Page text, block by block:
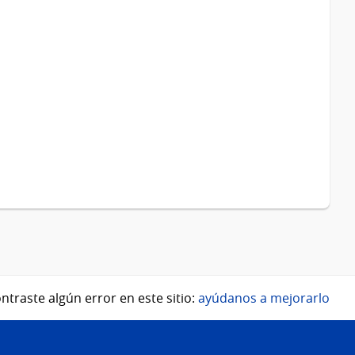
algún error en este sitio: ayúdanos a mejorarlo